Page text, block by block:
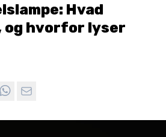
Hvad
og hvorfor lyser